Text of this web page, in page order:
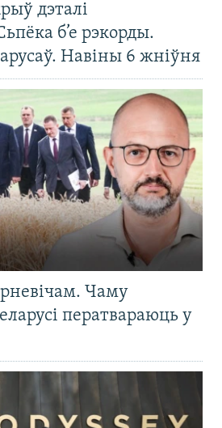
дэталі
б’е рэкорды.
Навіны 6 жніўня
Чаму
ператвараюць у